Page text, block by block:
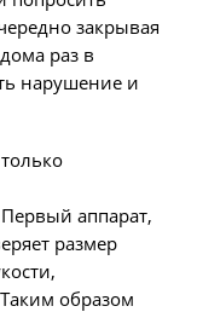
закрывая
раз в
нарушение и
аппарат,
размер
образом